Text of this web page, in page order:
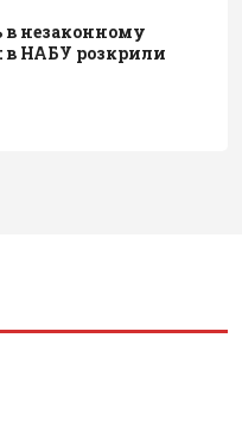
незаконному
в НАБУ розкрили